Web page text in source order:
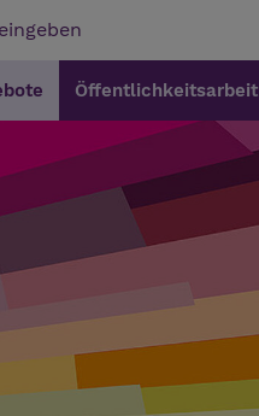
Öffentlichkeitsarbeit